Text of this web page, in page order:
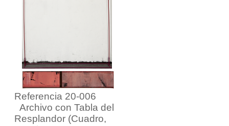
Referencia 20-006
Archivo con Tabla del
Resplandor (Cuadro,